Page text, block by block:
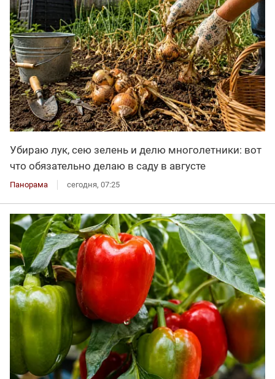
Убираю лук, сею зелень и делю многолетники: вот
что обязательно делаю в саду в августе
Панорама сегодня, 07:25